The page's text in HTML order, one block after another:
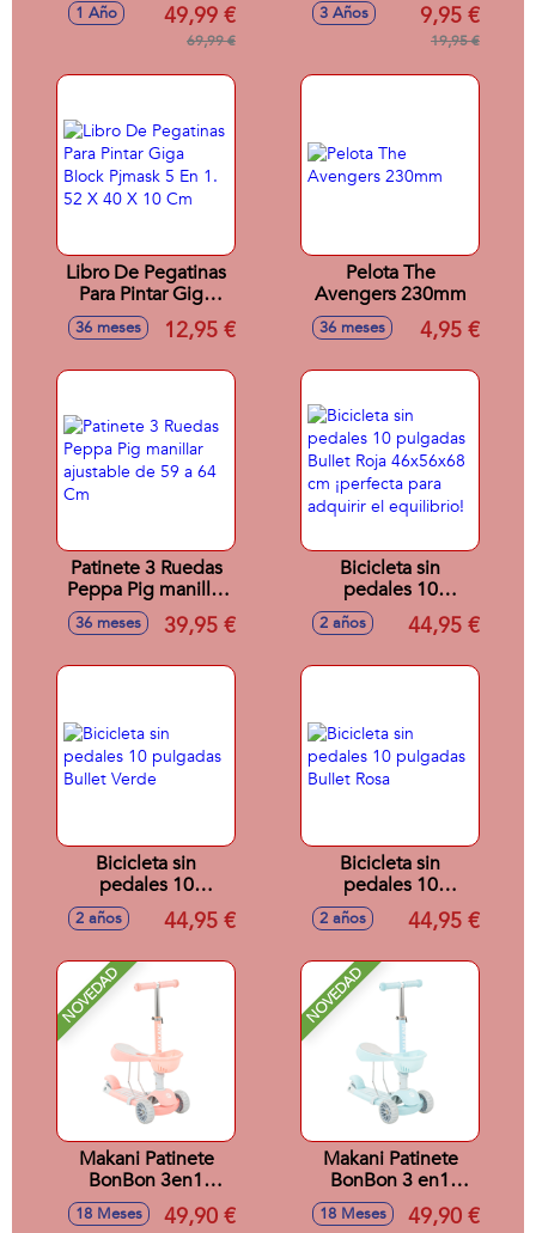
1 Año 49,99 €
69,99 €
3 Años 9,95 €
19,95 €
Libro De Pegatinas
Para Pintar Giga
Block Pjmask 5 En
1. 52 X 40 X 10 Cm
36 meses 12,95 €
Pelota The
Avengers 230mm
36 meses 4,95 €
Patinete 3 Ruedas
Peppa Pig manillar
ajustable de 59 a
64 Cm
36 meses 39,95 €
Bicicleta sin
pedales 10
pulgadas Bullet
Roja 46x56x68 cm
2 años 44,95 €
Bicicleta sin
pedales 10
pulgadas Bullet
Verde
2 años 44,95 €
Bicicleta sin
pedales 10
pulgadas Bullet
Rosa
2 años 44,95 €
NOVEDAD
Makani Patinete
BonBon 3en1
Candy Rosa
18 Meses 49,90 €
NOVEDAD
Makani Patinete
BonBon 3 en1
Candy Azul
18 Meses 49,90 €